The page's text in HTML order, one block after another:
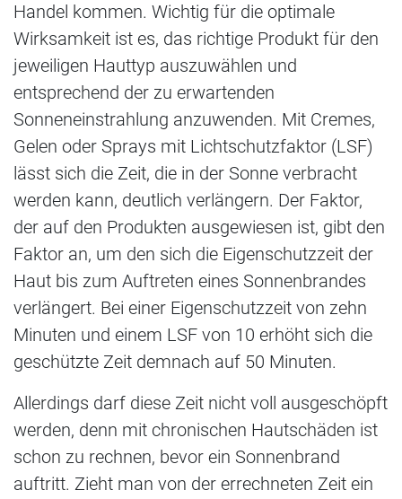
Handel kommen. Wichtig für die optimale
Wirksamkeit ist es, das richtige Produkt für den
jeweiligen Hauttyp auszuwählen und
entsprechend der zu erwartenden
Sonneneinstrahlung anzuwenden. Mit Cremes,
Gelen oder Sprays mit Lichtschutzfaktor (LSF)
lässt sich die Zeit, die in der Sonne verbracht
werden kann, deutlich verlängern. Der Faktor,
der auf den Produkten ausgewiesen ist, gibt den
Faktor an, um den sich die Eigenschutzzeit der
Haut bis zum Auftreten eines Sonnenbrandes
verlängert. Bei einer Eigenschutzzeit von zehn
Minuten und einem LSF von 10 erhöht sich die
geschützte Zeit demnach auf 50 Minuten.
Allerdings darf diese Zeit nicht voll ausgeschöpft
werden, denn mit chronischen Hautschäden ist
schon zu rechnen, bevor ein Sonnenbrand
auftritt. Zieht man von der errechneten Zeit ein